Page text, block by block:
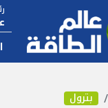
بترول